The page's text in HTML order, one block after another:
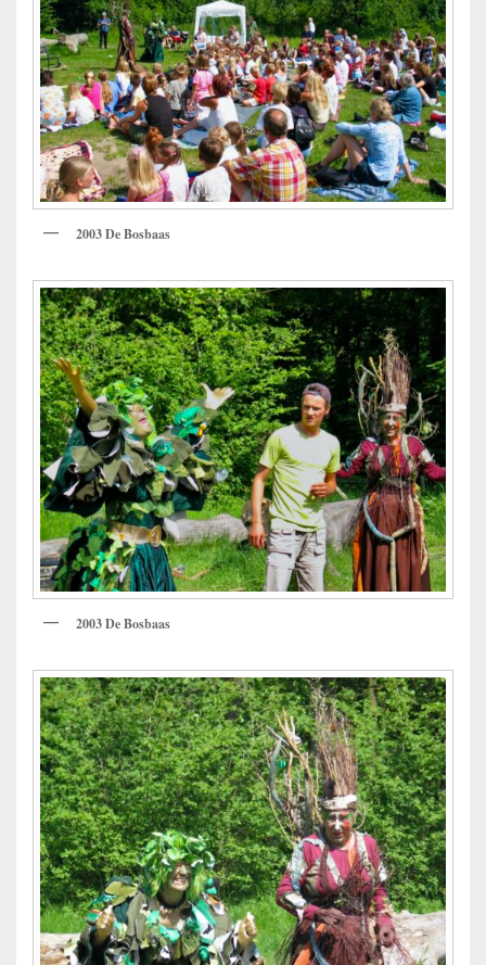
2003 De Bosbaas
2003 De Bosbaas